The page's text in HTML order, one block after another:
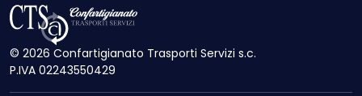
© 2026 Confartigianato Trasporti Servizi s.c.
P.IVA 02243550429